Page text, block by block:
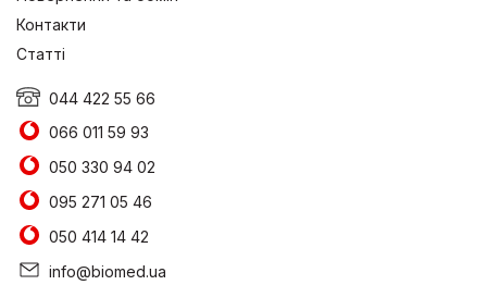
Контакти
Статті
044 422 55 66
066 011 59 93
050 330 94 02
095 271 05 46
050 414 14 42
info@biomed.ua